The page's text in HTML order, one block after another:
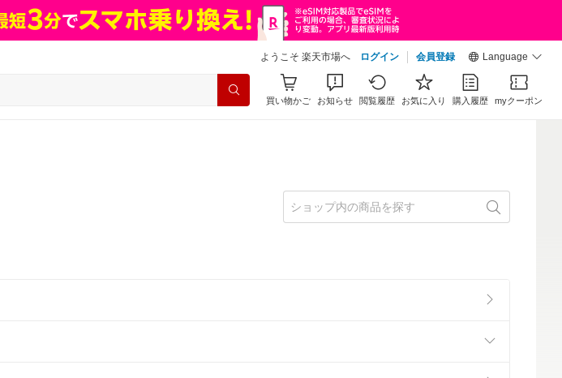
ようこそ 楽天市場へ ログイン 会員登録 Language
買い物かご お知らせ 閲覧履歴 お気に入り 購入履歴 myクーポン